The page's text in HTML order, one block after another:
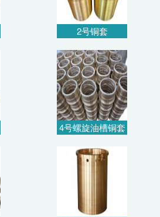
2号铜套
4号螺旋油槽铜套